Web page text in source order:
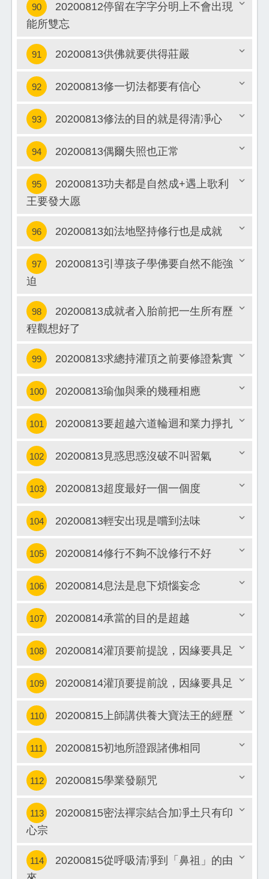
90
20200812停留在字字分明上不會出現
能所雙忘
關閉
91 20200813供佛就要供得莊嚴
關閉
92 20200813修一切法都要有信心
關閉
93 20200813修法的目的就是得清凈心
關閉
94 20200813偶爾失照也正常
95
20200813功夫都是自然成+遇上歌利
王要發大愿
關閉
96 20200813如法地堅持修行也是成就
97
20200813引導孩子學佛要自然不能強
迫
98
20200813成就者入胎前把一生所有歷
程觀想好了
關閉
99 20200813求總持灌頂之前要修證紮實
關閉
100 20200813瑜伽與乘的幾種相應
關閉
101 20200813要超越六道輪迴和業力掙扎
關閉
102 20200813見惑思惑沒破不叫習氣
關閉
103 20200813超度最好一個一個度
關閉
104 20200813輕安出現是嚐到法味
關閉
105 20200814修行不夠不說修行不好
關閉
106 20200814息法是息下煩惱妄念
關閉
107 20200814承當的目的是超越
關閉
108 20200814灌頂要前提說，因緣要具足
關閉
109 20200814灌頂要提前說，因緣要具足
關閉
110 20200815上師講供養大寶法王的經歷
關閉
111 20200815初地所證跟諸佛相同
關閉
112 20200815學業發願咒
113
20200815密法禪宗結合加凈土只有印
心宗
114
20200815從呼吸清凈到「鼻祖」的由